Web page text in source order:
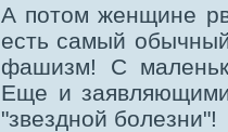
А потом женщине
есть самый
фашизм! С
Еще и
"звездной болезни"!